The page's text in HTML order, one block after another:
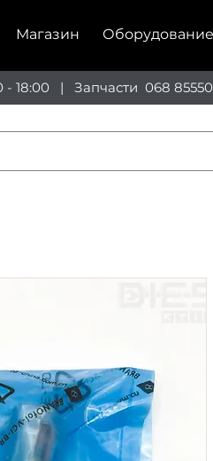
Магазин Оборудование
- 18:00 | Запчасти 068